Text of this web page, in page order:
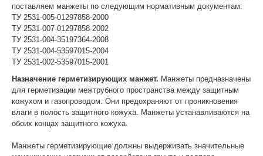
поставляем манжеты по следующим нормативным документам:
ТУ 2531-005-01297858-2000
ТУ 2531-007-01297858-2002
ТУ 2531-004-35197364-2008
ТУ 2531-004-53597015-2004
ТУ 2531-002-53597015-2001
Назначение герметизирующих манжет. Манжеты предназначены
для герметизации межтрубного пространства между защитным
кожухом и газопроводом. Они предохраняют от проникновения
влаги в полость защитного кожуха. Манжеты устанавливаются на
обоих концах защитного кожуха.
Манжеты герметизирующие должны выдерживать значительные